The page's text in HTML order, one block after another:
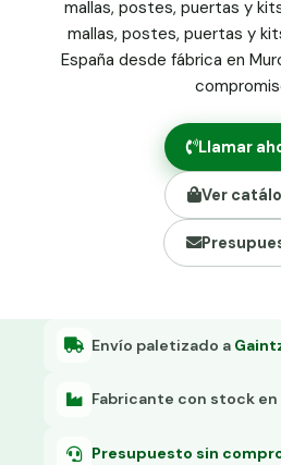
Panel malla H.
Poste malla Hércules
Poste malla simple torsión
Alambre de espino
Abrazadera PVC malla H.
Grapa malla H.
Grapadora
Tensor galvanizado
mallas, postes, puertas y
mallas, postes, puertas y
España desde fábrica en
Llamar
Ver
Envío paletizado a
Fabricante con stock en
Presupuesto sin